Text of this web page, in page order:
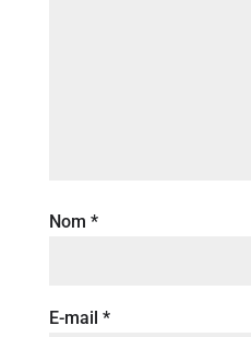
Nom *
E-mail *